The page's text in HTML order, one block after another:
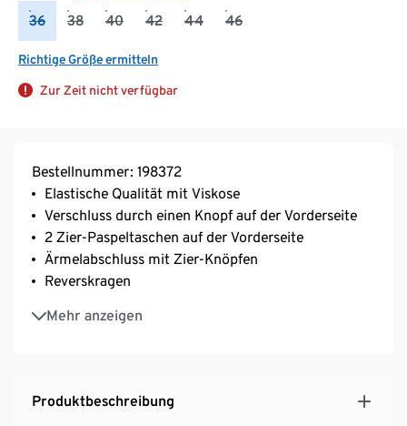
36 38 40 42 44 46
Richtige Größe ermitteln
Zur Zeit nicht verfügbar
Bestellnummer: 198372
Elastische Qualität mit Viskose
Verschluss durch einen Knopf auf der Vorderseite
2 Zier-Paspeltaschen auf der Vorderseite
Ärmelabschluss mit Zier-Knöpfen
Reverskragen
Mehr anzeigen
Gefüttert
Rückseite mit Teilungsnaht und Saumschlitz
Tragekomfort
Produktbeschreibung